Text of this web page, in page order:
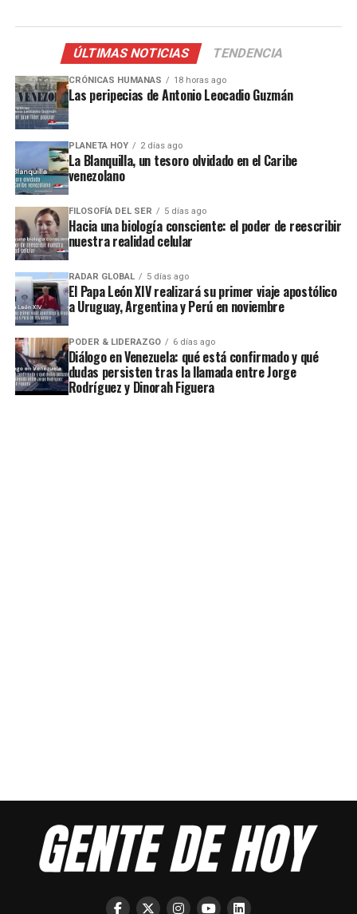
ÚLTIMAS NOTICIAS TENDENCIA
CRÓNICAS HUMANAS 18 horas ago
Las peripecias de Antonio Leocadio Guzmán
PLANETA HOY 2 días ago
La Blanquilla, un tesoro olvidado en el Caribe
venezolano
FILOSOFÍA DEL SER 5 días ago
Hacia una biología consciente: el poder de reescribir
nuestra realidad celular
RADAR GLOBAL 5 días ago
El Papa León XIV realizará su primer viaje apostólico
a Uruguay, Argentina y Perú en noviembre
PODER & LIDERAZGO 6 días ago
Diálogo en Venezuela: qué está confirmado y qué
dudas persisten tras la llamada entre Jorge
Rodríguez y Dinorah Figuera